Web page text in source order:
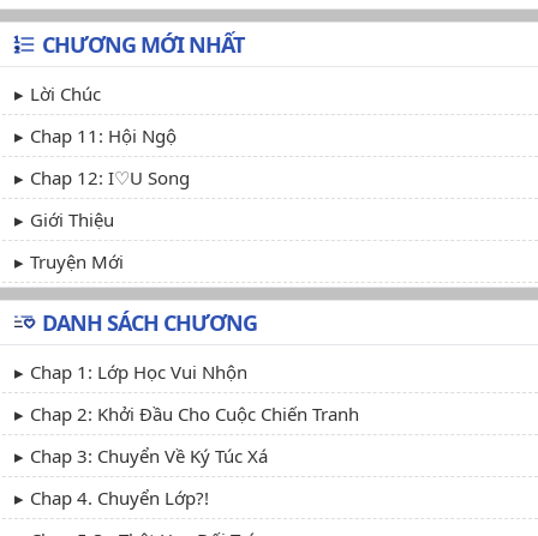
CHƯƠNG MỚI NHẤT
Lời Chúc
Chap 11: Hội Ngộ
Chap 12: I♡U Song
Giới Thiệu
Truyện Mới
DANH SÁCH CHƯƠNG
Chap 1: Lớp Học Vui Nhộn
Chap 2: Khởi Đầu Cho Cuộc Chiến Tranh
Chap 3: Chuyển Về Ký Túc Xá
Chap 4. Chuyển Lớp?!